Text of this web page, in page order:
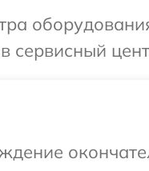
сервисный